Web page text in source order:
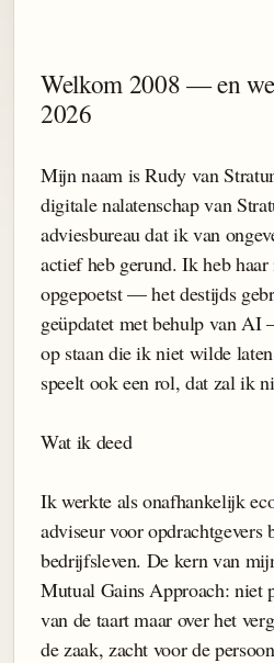
Welkom 2008 — en
2026
Mijn naam is Rudy van
digitale nalatenschap van
adviesbureau dat ik van
actief heb gerund. Ik heb
opgepoetst — het destijds
geüpdatet met behulp van
op staan die ik niet wilde
speelt ook een rol, dat zal ik
Wat ik deed
Ik werkte als onafhankelijk
adviseur voor opdrachtgevers
bedrijfsleven. De kern van
Mutual Gains Approach: niet
van de taart maar over het
de zaak, zacht voor de